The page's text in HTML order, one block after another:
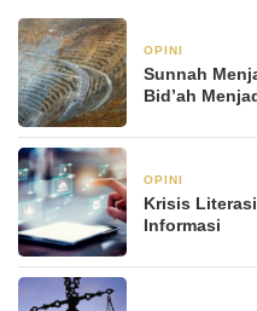
OPINI
Sunnah
Bid’ah
OPINI
Krisis
Informasi